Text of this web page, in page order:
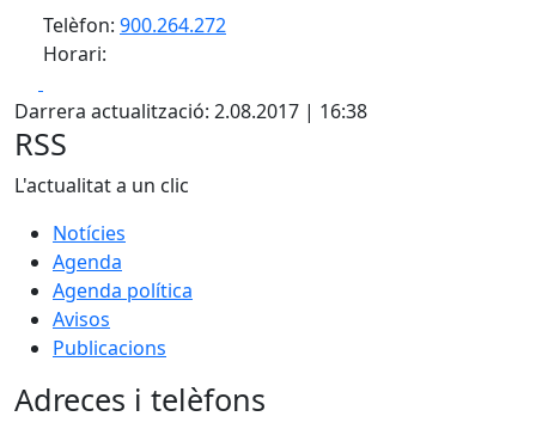
Telèfon: 900.264.272
Horari:
Darrera actualització: 2.08.2017 | 16:38
RSS
L'actualitat a un clic
Notícies
Agenda
Agenda política
Avisos
Publicacions
Adreces i telèfons